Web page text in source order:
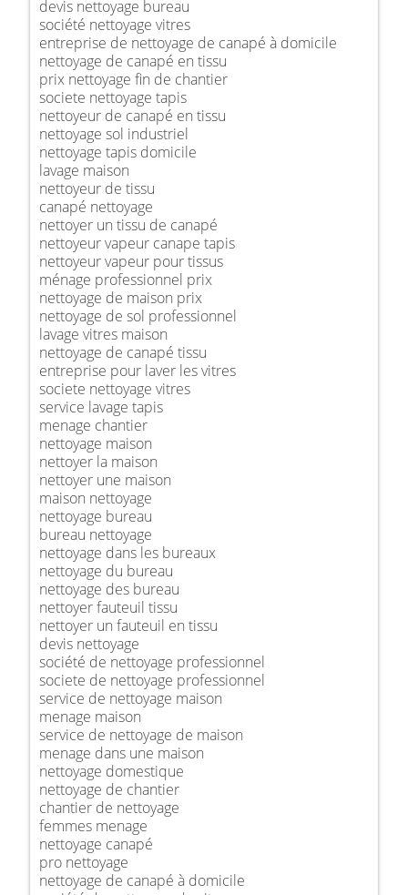
devis nettoyage bureau
société nettoyage vitres
entreprise de nettoyage de canapé à domicile
nettoyage de canapé en tissu
prix nettoyage fin de chantier
societe nettoyage tapis
nettoyeur de canapé en tissu
nettoyage sol industriel
nettoyage tapis domicile
lavage maison
nettoyeur de tissu
canapé nettoyage
nettoyer un tissu de canapé
nettoyeur vapeur canape tapis
nettoyeur vapeur pour tissus
ménage professionnel prix
nettoyage de maison prix
nettoyage de sol professionnel
lavage vitres maison
nettoyage de canapé tissu
entreprise pour laver les vitres
societe nettoyage vitres
service lavage tapis
menage chantier
nettoyage maison
nettoyer la maison
nettoyer une maison
maison nettoyage
nettoyage bureau
bureau nettoyage
nettoyage dans les bureaux
nettoyage du bureau
nettoyage des bureau
nettoyer fauteuil tissu
nettoyer un fauteuil en tissu
devis nettoyage
société de nettoyage professionnel
societe de nettoyage professionnel
service de nettoyage maison
menage maison
service de nettoyage de maison
menage dans une maison
nettoyage domestique
nettoyage de chantier
chantier de nettoyage
femmes menage
nettoyage canapé
pro nettoyage
nettoyage de canapé à domicile